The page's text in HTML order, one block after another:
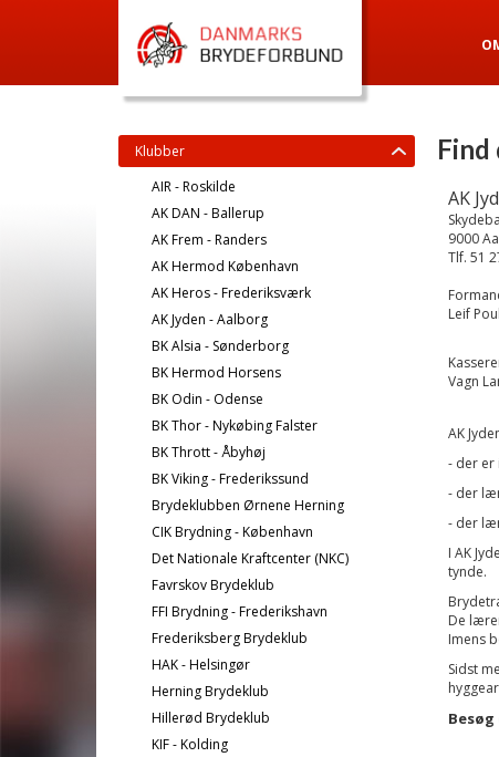
Klubber
AIR - Roskilde
AK DAN - Ballerup
AK Frem - Randers
AK Hermod København
AK Heros - Frederiksværk
AK Jyden - Aalborg
BK Alsia - Sønderborg
BK Hermod Horsens
BK Odin - Odense
BK Thor - Nykøbing Falster
BK Thrott - Åbyhøj
BK Viking - Frederikssund
Brydeklubben Ørnene Herning
CIK Brydning - København
Det Nationale Kraftcenter (NKC)
Favrskov Brydeklub
FFI Brydning - Frederikshavn
Frederiksberg Brydeklub
HAK - Helsingør
Herning Brydeklub
Hillerød Brydeklub
KIF - Kolding
Find
AK
9000
Tlf. 51
Leif
Vagn
AK
- der er
- der
- der
I AK
tynde.
De
Imens
Sidst